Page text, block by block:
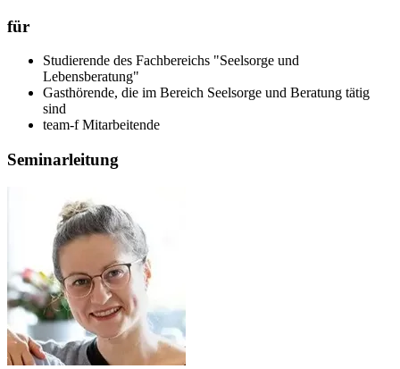
für
Studierende des Fachbereichs "Seelsorge und
Lebensberatung"
Gasthörende, die im Bereich Seelsorge und Beratung tätig
sind
team-f Mitarbeitende
Seminarleitung